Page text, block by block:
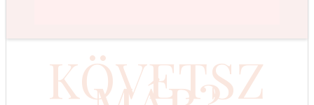
KÖVETSZ